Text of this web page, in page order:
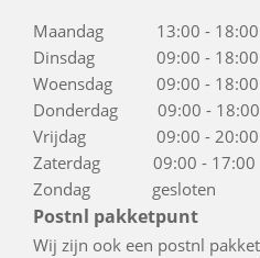
Maandag 13:00 -
Dinsdag 09:00 - 18:00
Woensdag 09:00 - 18:00
Donderdag 09:00 - 18:00
Vrijdag 09:00 - 20:00
Zaterdag 09:00 - 17:00
Zondag gesloten
Postnl pakketpunt
Wij zijn ook een postnl